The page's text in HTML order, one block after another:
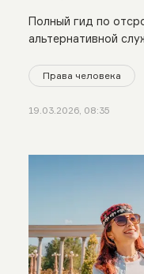
Полный гид по
альтернативной
Права человека
19.03.2026, 08:35